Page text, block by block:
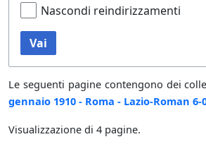
Nascondi reindirizzamenti
Vai
Le seguenti pagine contengono dei
gennaio 1910 - Roma - Lazio-Roman 6-
Visualizzazione di 4 pagine.